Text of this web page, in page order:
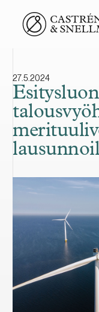
Front page
27.5.2024